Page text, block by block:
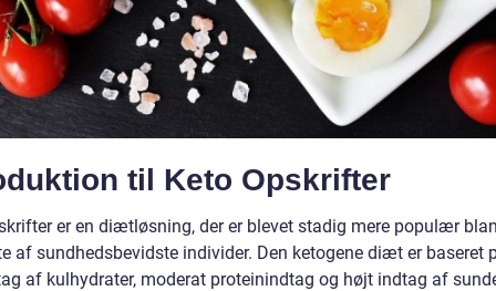
til Keto Opskrifter
er en diætløsning, der er blevet stadig mere populær
af sundhedsbevidste individer. Den ketogene diæt er baseret
af kulhydrater, moderat proteinindtag og højt indtag af